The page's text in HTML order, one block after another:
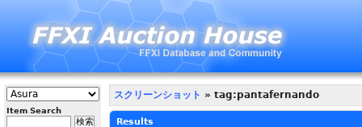
Item Search
スクリーンショット » tag:pantafernando
Results